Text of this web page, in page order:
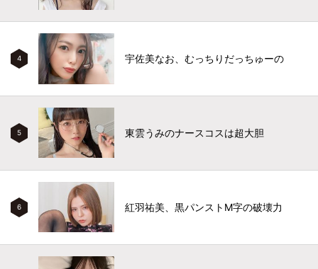
4 宇佐美なお、むっちりだっちゅーの
5 東雲うみのナースコスは超大胆
6 紅羽祐美、黒パンストM字の破壊力